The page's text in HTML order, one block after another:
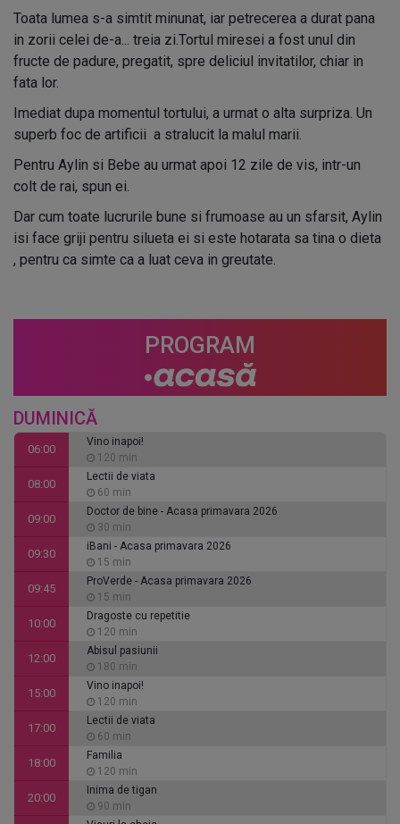
Toata lumea s-a simtit minunat, iar petrecerea a durat pana
in zorii celei de-a... treia zi.Tortul miresei a fost unul din
fructe de padure, pregatit, spre deliciul invitatilor, chiar in
fata lor.
Imediat dupa momentul tortului, a urmat o alta surpriza. Un
superb foc de artificii a stralucit la malul marii.
Pentru Aylin si Bebe au urmat apoi 12 zile de vis, intr-un
colt de rai, spun ei.
Dar cum toate lucrurile bune si frumoase au un sfarsit, Aylin
isi face griji pentru silueta ei si este hotarata sa tina o dieta
, pentru ca simte ca a luat ceva in greutate.
PROGRAM
DUMINICĂ
06:00
Vino inapoi!
120 min
08:00
Lectii de viata
60 min
09:00
Doctor de bine - Acasa primavara 2026
30 min
09:30
iBani - Acasa primavara 2026
15 min
09:45
ProVerde - Acasa primavara 2026
15 min
10:00
Dragoste cu repetitie
120 min
12:00
Abisul pasiunii
180 min
15:00
Vino inapoi!
120 min
17:00
Lectii de viata
60 min
18:00
Familia
120 min
20:00
Inima de tigan
90 min